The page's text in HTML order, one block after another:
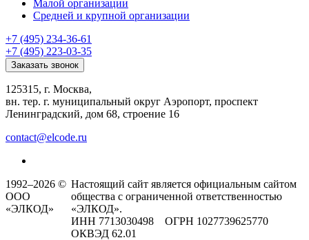
Малой организации
Средней и крупной организации
+7 (495) 234-36-61
+7 (495) 223-03-35
Заказать звонок
125315, г. Москва,
вн. тер. г. муниципальный округ Аэропорт, проспект
Ленинградский, дом 68, строение 16
contact@elcode.ru
1992–2026 ©
ООО
«ЭЛКОД»
Настоящий сайт является официальным сайтом
общества с ограниченной ответственностью
«ЭЛКОД».
ИНН 7713030498 ОГРН 1027739625770
ОКВЭД 62.01